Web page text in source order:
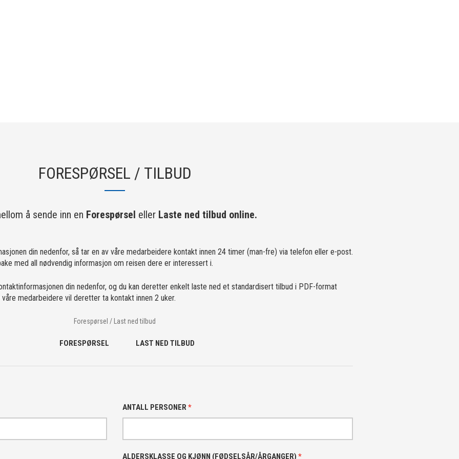
FORESPØRSEL / TILBUD
å sende inn en Forespørsel ellerLaste ned tilbud online.
din nedenfor, så tar en av våre medarbeidere kontakt innen 24 timer (man-fre) via telefon eller e-post.
med all nødvendig informasjon om reisen dere er interessert i.
din nedenfor, og du kan deretter enkelt laste ned et standardisert tilbud i PDF-format
medarbeidere vil deretter ta kontakt innen 2 uker.
Forespørsel / Last ned tilbud
FORESPØRSEL LAST NED TILBUD
ANTALL PERSONER*
ALDERSKLASSE OG KJØNN (FØDSELSÅR/ÅRGANGER) *